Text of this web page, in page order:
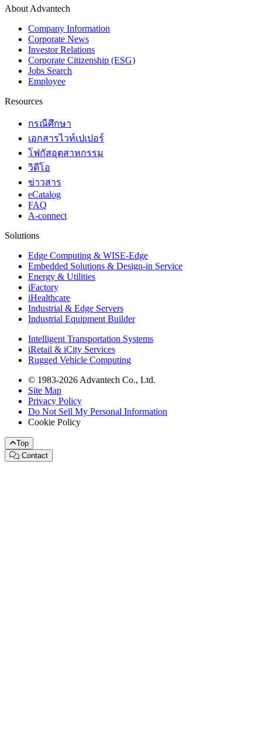
About Advantech
Company Information
Corporate News
Investor Relations
Corporate Citizenship (ESG)
Jobs Search
Employee
Resources
กรณีศึกษา
เอกสารไวท์เปเปอร์
โฟกัสอุตสาหกรรม
วิดีโอ
ข่าวสาร
eCatalog
FAQ
A-connect
Solutions
Edge Computing & WISE-Edge
Embedded Solutions & Design-in Service
Energy & Utilities
iFactory
iHealthcare
Industrial & Edge Servers
Industrial Equipment Builder
Intelligent Transportation Systems
iRetail & iCity Services
Rugged Vehicle Computing
© 1983-2026 Advantech Co., Ltd.
Site Map
Privacy Policy
Do Not Sell My Personal Information
Cookie Policy
Top
Contact